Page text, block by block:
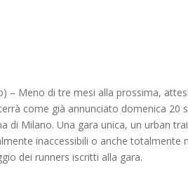
– Meno di tre mesi alla prossima,
come già annunciato domenica 20
di Milano. Una gara unica, un urban
inaccessibili o anche totalmente
dei runners iscritti alla gara.